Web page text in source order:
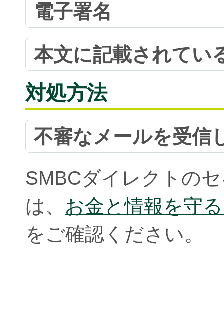
電子署名
本文に記載されてい
対処方法
不審なメールを受信
SMBCダイレクトの
は、 お金と情報を守
をご確認ください。